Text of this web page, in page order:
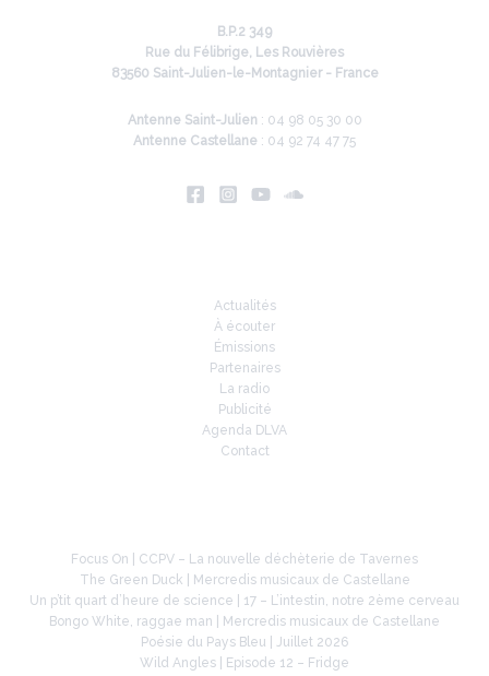
B.P.2 349
Rue du Félibrige, Les Rouvières
83560 Saint-Julien-le-Montagnier - France
Antenne Saint-Julien : 04 98 05 30 00
Antenne Castellane : 04 92 74 47 75
Actualités
À écouter
Émissions
Partenaires
La radio
Publicité
Agenda DLVA
Contact
Focus On | CCPV – La nouvelle déchèterie de Tavernes
The Green Duck | Mercredis musicaux de Castellane
Un p’tit quart d’heure de science | 17 – L’intestin, notre 2ème cerveau
Bongo White, raggae man | Mercredis musicaux de Castellane
Poésie du Pays Bleu | Juillet 2026
Wild Angles | Episode 12 – Fridge